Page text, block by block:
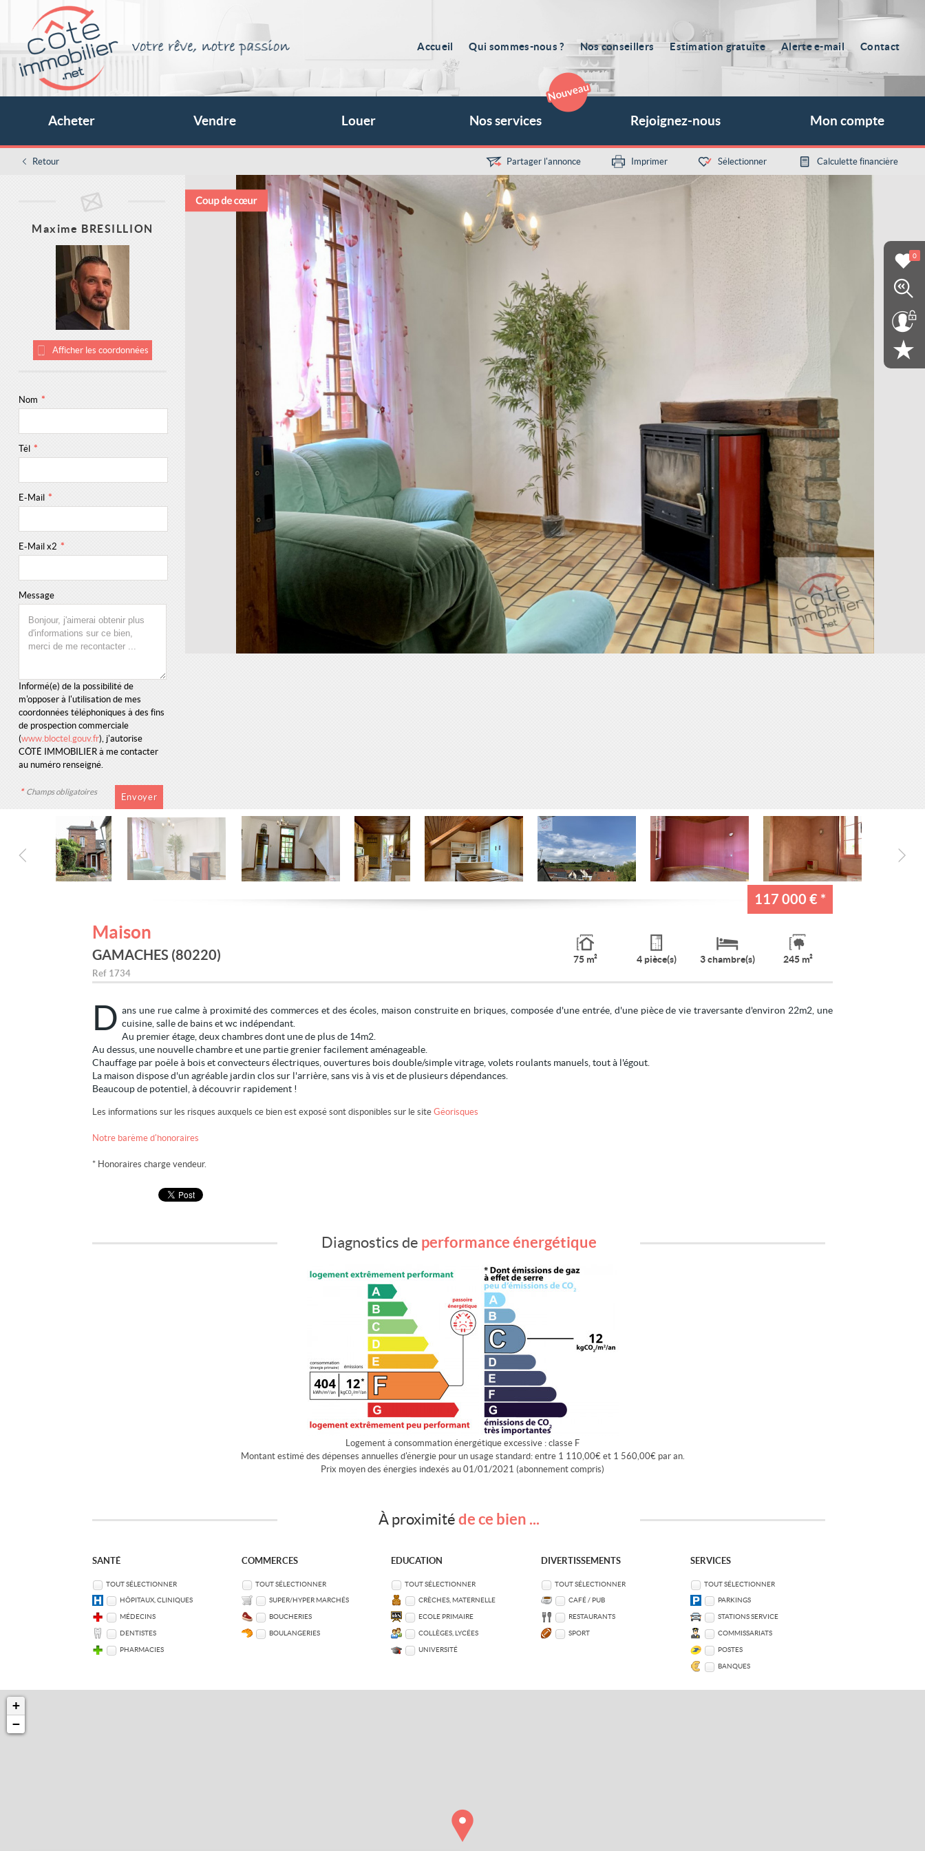
Accueil Qui sommes-nous ? Nos conseillers Estimation gratuite Alerte e-mail Contact
0
Acheter Vendre Louer Nos services Rejoignez-nous Mon compte
Retour Partager l'annonce Imprimer Sélectionner Calculette financière
Maxime BRESILLION
Afficher les coordonnées
Nom *
Tél *
E-Mail *
E-Mail x2 *
Message
Informé(e) de la possibilité de
m'opposer à l'utilisation de mes
coordonnées téléphoniques à des fins
de prospection commerciale
(www.bloctel.gouv.fr), j'autorise
CÔTÉ IMMOBILIER à me contacter
au numéro renseigné.
* Champs obligatoires
117 000 € *
Maison
GAMACHES (80220)
Ref 1734
75 m² 4 pièce(s) 3 chambre(s) 245 m²
D ans une rue calme à proximité des commerces et des écoles, maison construite en briques, composée d'une entrée, d'une pièce de vie traversante d'environ 22m2, une
cuisine, salle de bains et wc indépendant.
Au premier étage, deux chambres dont une de plus de 14m2.
Au dessus, une nouvelle chambre et une partie grenier facilement aménageable.
Chauffage par poêle à bois et convecteurs électriques, ouvertures bois double/simple vitrage, volets roulants manuels, tout à l'égout.
La maison dispose d'un agréable jardin clos sur l'arrière, sans vis à vis et de plusieurs dépendances.
Beaucoup de potentiel, à découvrir rapidement !
Les informations sur les risques auxquels ce bien est exposé sont disponibles sur le siteGéorisques
Notre barème d'honoraires
* Honoraires charge vendeur.
Diagnostics de performance énergétique
Logement à consommation énergétique excessive : classe F
Montant estimé des dépenses annuelles d'énergie pour un usage standard: entre 1 110,00€ et 1 560,00€ par an.
Prix moyen des énergies indexés au 01/01/2021 (abonnement compris)
À proximité de ce bien ...
SANTÉ
TOUT SÉLECTIONNER
HÔPITAUX, CLINIQUES
MÉDECINS
DENTISTES
PHARMACIES
COMMERCES
TOUT SÉLECTIONNER
SUPER/HYPER MARCHÉS
BOUCHERIES
BOULANGERIES
EDUCATION
TOUT SÉLECTIONNER
CRÈCHES, MATERNELLE
ECOLE PRIMAIRE
COLLÈGES, LYCÉES
UNIVERSITÉ
DIVERTISSEMENTS
TOUT SÉLECTIONNER
CAFÉ / PUB
RESTAURANTS
SPORT
SERVICES
TOUT SÉLECTIONNER
PARKINGS
STATIONS SERVICE
COMMISSARIATS
POSTES
BANQUES
+
−